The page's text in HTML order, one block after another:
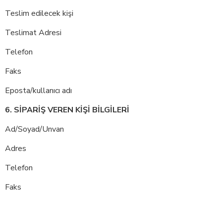
Teslim edilecek kişi
Teslimat Adresi
Telefon
Faks
Eposta/kullanıcı adı
6. SİPARİŞ VEREN KİŞİ BİLGİLERİ
Ad/Soyad/Unvan
Adres
Telefon
Faks